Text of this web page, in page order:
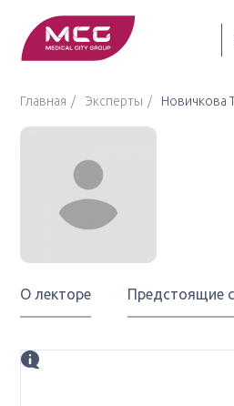
Главная Эксперты Новичкова
О лекторе Предстоящие